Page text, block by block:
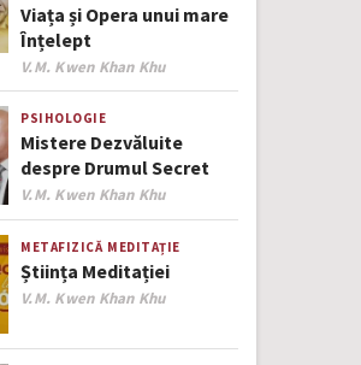
Viața și Opera unui mare
Înțelept
Author
V.M. Kwen Khan Khu
PSIHOLOGIE
Mistere Dezvăluite
despre Drumul Secret
Author
V.M. Kwen Khan Khu
METAFIZICĂ MEDITAȚIE
Știința Meditației
Author
V.M. Kwen Khan Khu